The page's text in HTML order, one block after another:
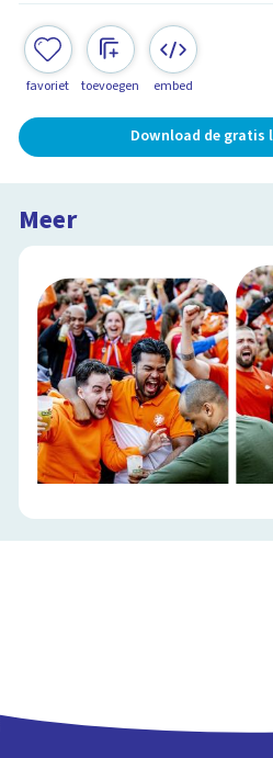
favoriet toevoegen embed
Download de gratis
Meer